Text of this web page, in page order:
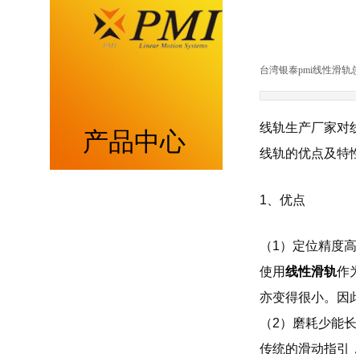
台湾银泰pmi线性滑轨
线轨生产厂家对
线轨的优点及特
1、优点
（1）定位精度高
使用线性滑轨作
亦变得很小。因
（2）磨耗少能
传统的滑动指引
产品中心